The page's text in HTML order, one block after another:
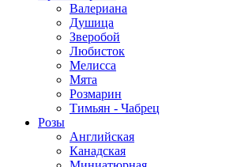
Валериана
Душица
Зверобой
Любисток
Мелисса
Мята
Розмарин
Тимьян - Чабрец
Розы
Английская
Канадская